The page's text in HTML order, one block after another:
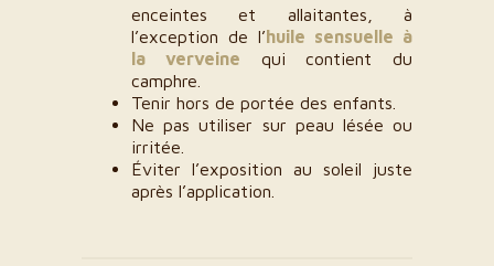
enceintes et allaitantes, à
l’exception de l’huile sensuelle à
la verveine qui contient du
camphre.
Tenir hors de portée des enfants.
Ne pas utiliser sur peau lésée ou
irritée.
Éviter l’exposition au soleil juste
après l’application.